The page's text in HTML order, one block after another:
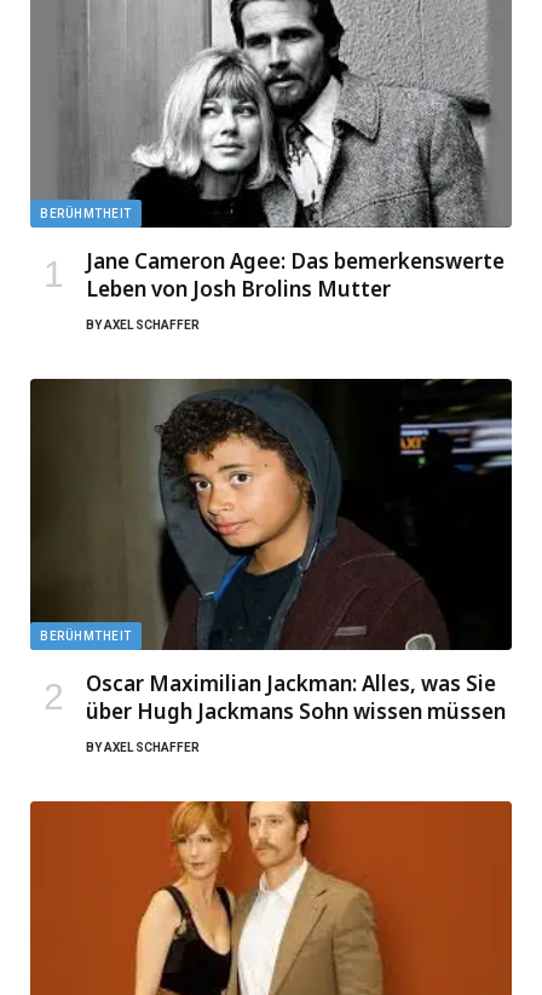
BERÜHMTHEIT
Jane Cameron Agee: Das bemerkenswerte
Leben von Josh Brolins Mutter
BYAXEL SCHAFFER
BERÜHMTHEIT
Oscar Maximilian Jackman: Alles, was Sie
über Hugh Jackmans Sohn wissen müssen
BYAXEL SCHAFFER